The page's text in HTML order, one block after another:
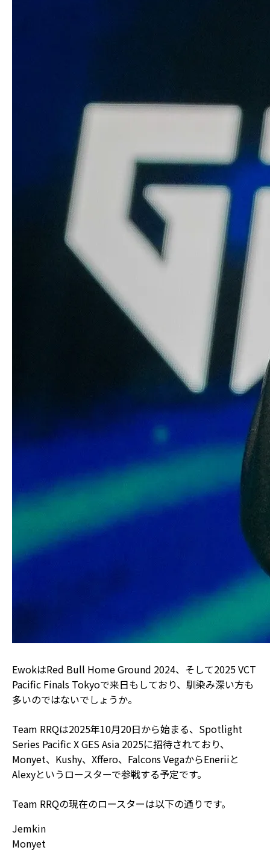
EwokはRed Bull Home Ground 2024、そして2025 VCT
Pacific Finals Tokyoで来日もしており、馴染み深い方も
多いのではないでしょうか。
Team RRQは2025年10月20日から始まる、Spotlight
Series Pacific X GES Asia 2025に招待されており、
Monyet、Kushy、Xffero、Falcons VegaからEneriiと
Alexyというロースターで参戦する予定です。
Team RRQの現在のロースターは以下の通りです。
Jemkin
Monyet